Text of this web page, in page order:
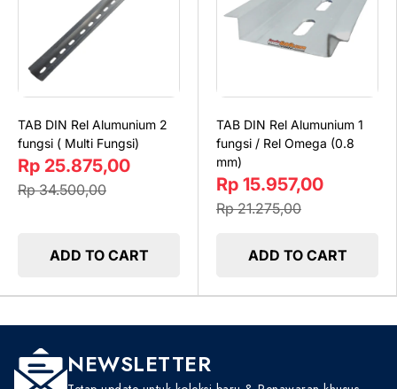
TAB DIN Rel Alumunium 2
fungsi ( Multi Fungsi)
Rp 25.875,00
Rp 34.500,00
ADD TO CART
TAB DIN Rel Alumunium 1
fungsi / Rel Omega (0.8
mm)
Rp 15.957,00
Rp 21.275,00
ADD TO CART
NEWSLETTER